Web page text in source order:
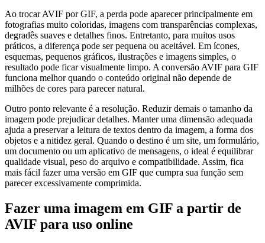
Ao trocar AVIF por GIF, a perda pode aparecer principalmente em
fotografias muito coloridas, imagens com transparências complexas,
degradês suaves e detalhes finos. Entretanto, para muitos usos
práticos, a diferença pode ser pequena ou aceitável. Em ícones,
esquemas, pequenos gráficos, ilustrações e imagens simples, o
resultado pode ficar visualmente limpo. A conversão AVIF para GIF
funciona melhor quando o conteúdo original não depende de
milhões de cores para parecer natural.
Outro ponto relevante é a resolução. Reduzir demais o tamanho da
imagem pode prejudicar detalhes. Manter uma dimensão adequada
ajuda a preservar a leitura de textos dentro da imagem, a forma dos
objetos e a nitidez geral. Quando o destino é um site, um formulário,
um documento ou um aplicativo de mensagens, o ideal é equilibrar
qualidade visual, peso do arquivo e compatibilidade. Assim, fica
mais fácil fazer uma versão em GIF que cumpra sua função sem
parecer excessivamente comprimida.
Fazer uma imagem em GIF a partir de
AVIF para uso online